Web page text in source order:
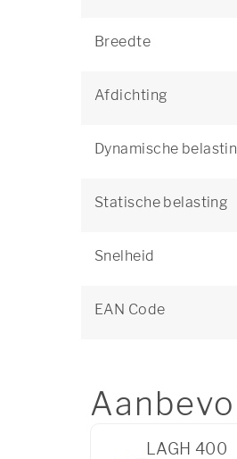
Breedte
Afdichting
Dynamische
Statische belasting
Snelheid
EAN Code
LAGH 400